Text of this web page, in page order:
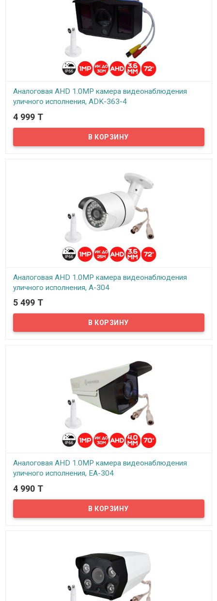
Аналоговая AHD 1.0MP камера видеонаблюдения
уличного исполнения, ADK-363-4
В наличии
Предлагаем бюджетные аналоговые AHD 1Mpx камеры
видеонаблюдения уличного исполнения, модель ADK-363-4!
4 999 T
Аналоговая AHD 1.0MP камера видеонаблюдения
уличного исполнения, A-304
В наличии
Предлагаем бюджетные аналоговые AHD 1Mpx камеры
видеонаблюдения уличного исполнения, модель A-304!
5 499 T
Аналоговая AHD 1.0MP камера видеонаблюдения
уличного исполнения, EA-304
В наличии
Предлагаем бюджетные аналоговые AHD 1Mpx камеры
видеонаблюдения уличного исполнения, модель EA-304!
4 990 T